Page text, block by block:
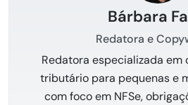
Bárbara
Redatora e
Redatora especializada em
tributário para pequenas e
com foco em NFSe,